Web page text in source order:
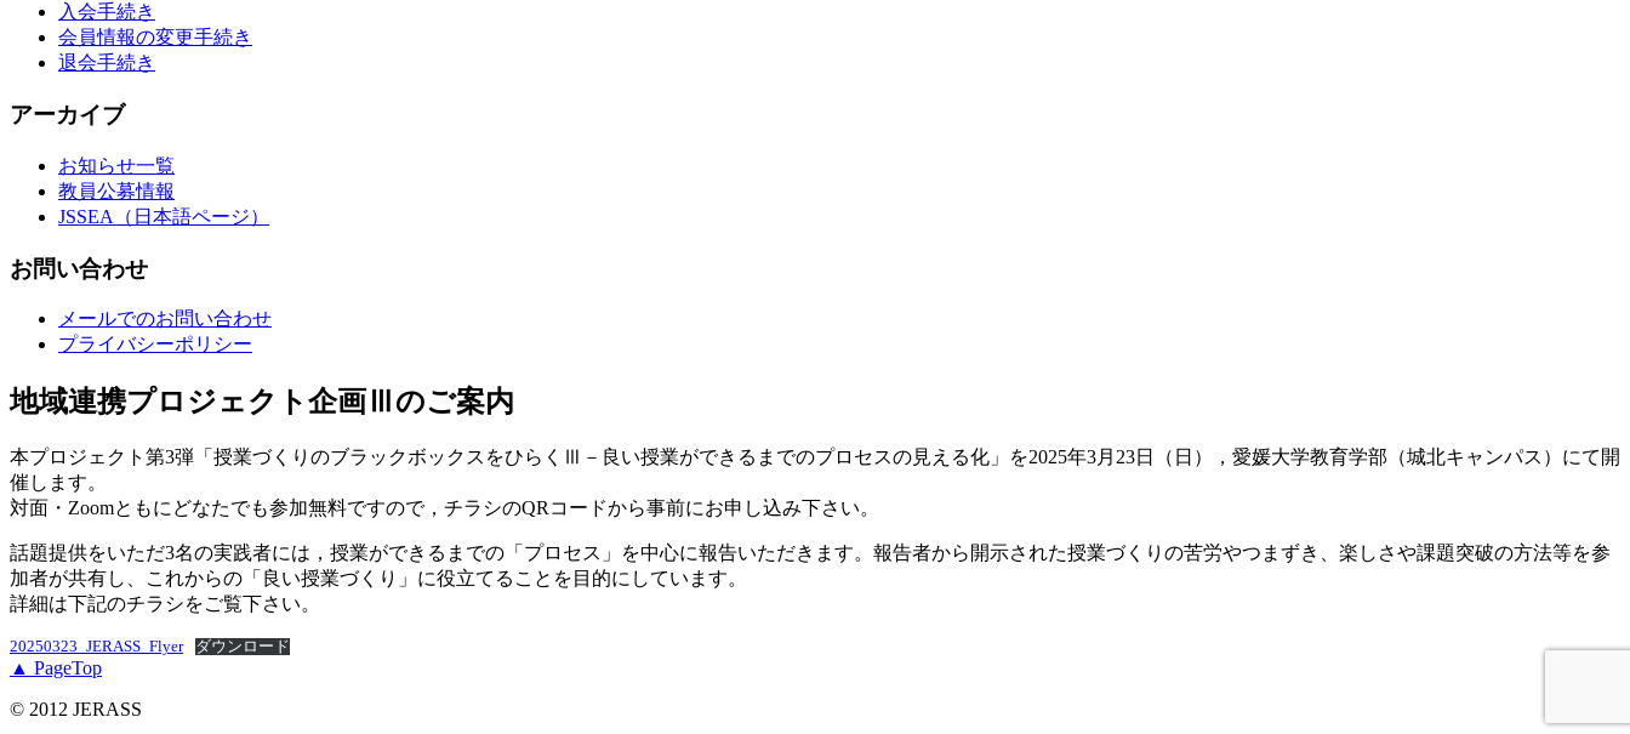
入会手続き
会員情報の変更手続き
退会手続き
アーカイブ
お知らせ一覧
教員公募情報
JSSEA（日本語ページ）
お問い合わせ
メールでのお問い合わせ
プライバシーポリシー
地域連携プロジェクト企画Ⅲのご案内
本プロジェクト第3弾「授業づくりのブラックボックスをひらくⅢ－良い授業ができるまでのプロセスの見える化」を2025年3月23日（日），愛媛大学教育学部（城北キャンパス）にて開
催します。
対面・Zoomともにどなたでも参加無料ですので，チラシのQRコードから事前にお申し込み下さい。
話題提供をいただ3名の実践者には，授業ができるまでの「プロセス」を中心に報告いただきます。報告者から開示された授業づくりの苦労やつまずき、楽しさや課題突破の方法等を参
加者が共有し、これからの「良い授業づくり」に役立てることを目的にしています。
詳細は下記のチラシをご覧下さい。
20250323_JERASS_Flyer ダウンロード
▲ PageTop
© 2012 JERASS